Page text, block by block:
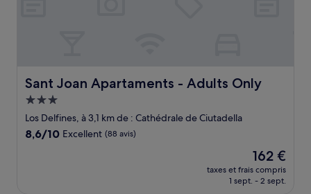
Sant Joan Apartaments - Adults Only
Sant Joan Apartaments - Adults Only
Hébergement
3.0 étoiles
Los Delfines, à 3,1 km de : Cathédrale de Ciutadella
8.6
8,6/10 Excellent (88 avis)
Le
nouveau
prix
162 €
taxes et frais compris
1 sept. - 2 sept.